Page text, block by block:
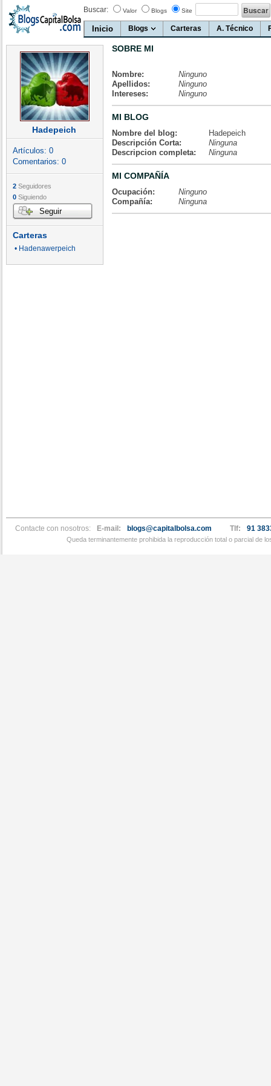
Buscar: Valor Blogs Site
Inicio Blogs Carteras A. Técnico
Hadepeich
Artículos: 0
Comentarios: 0
2 Seguidores
0 Siguiendo
Seguir
Carteras
• Hadenawerpeich
SOBRE MI
Nombre:
Ninguno
Apellidos:
Ninguno
Intereses:
Ninguno
MI BLOG
Nombre del blog:
Hadepeich
Descripción Corta:
Ninguna
Descripcion completa:
Ninguna
MI COMPAÑÍA
Ocupación:
Ninguno
Compañía:
Ninguna
Contacte con nosotros: E-mail: blogs@capitalbolsa.com Tlf: 91
Queda terminantemente prohibida la reproducción total o parcial de